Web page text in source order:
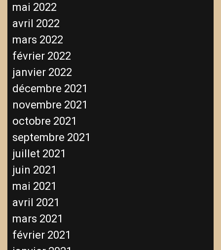
mai 2022
avril 2022
mars 2022
février 2022
janvier 2022
décembre 2021
novembre 2021
octobre 2021
septembre 2021
juillet 2021
juin 2021
mai 2021
avril 2021
mars 2021
février 2021